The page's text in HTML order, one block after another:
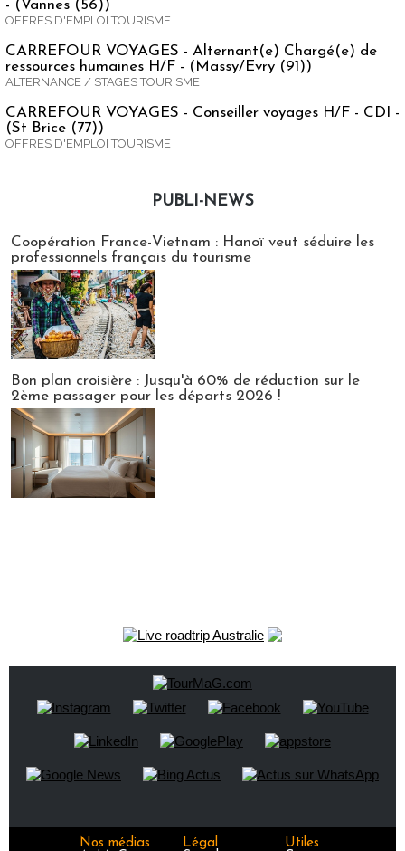
- (Vannes (56))
OFFRES D'EMPLOI TOURISME
CARREFOUR VOYAGES - Alternant(e) Chargé(e) de
ressources humaines H/F - (Massy/Evry (91))
ALTERNANCE / STAGES TOURISME
CARREFOUR VOYAGES - Conseiller voyages H/F - CDI -
(St Brice (77))
OFFRES D'EMPLOI TOURISME
PUBLI-NEWS
Coopération France-Vietnam : Hanoï veut séduire les
professionnels français du tourisme
Bon plan croisière : Jusqu'à 60% de réduction sur le
2ème passager pour les départs 2026 !
Nos médias
Légal
Utiles